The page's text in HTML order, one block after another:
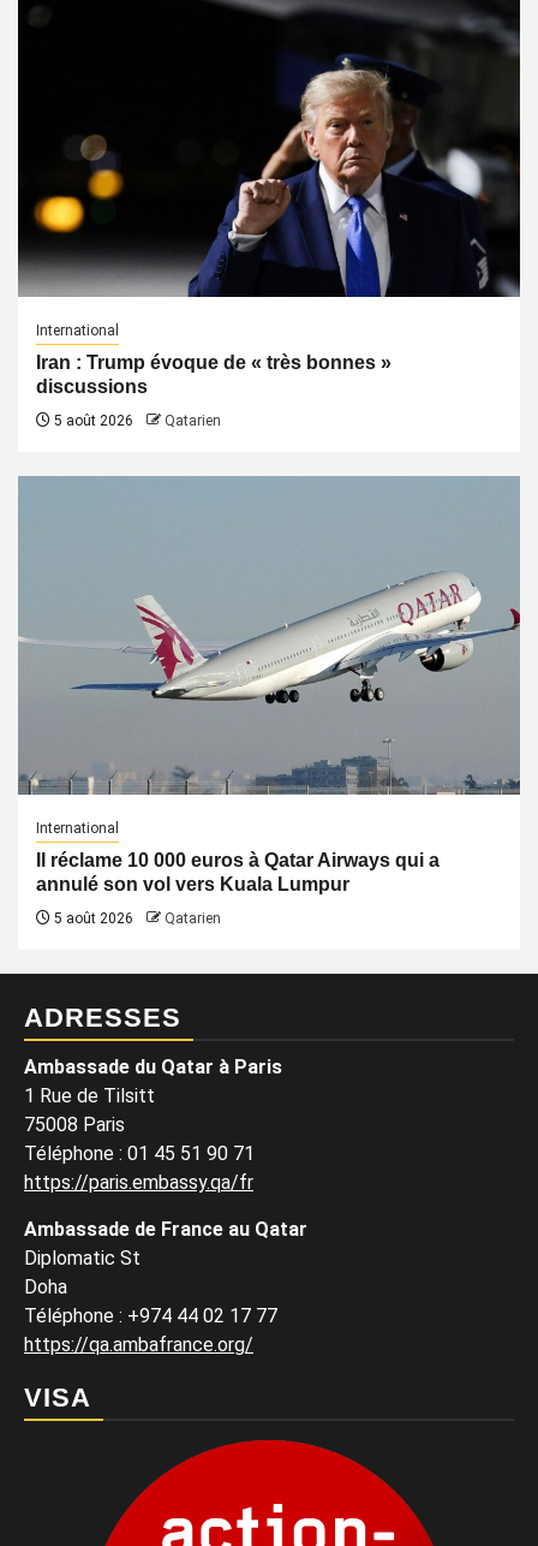
International
Iran : Trump évoque de « très bonnes »
discussions
5 août 2026 Qatarien
International
Il réclame 10 000 euros à Qatar Airways qui a
annulé son vol vers Kuala Lumpur
5 août 2026 Qatarien
ADRESSES
Ambassade du Qatar à Paris
1 Rue de Tilsitt
75008 Paris
Téléphone : 01 45 51 90 71
https://paris.embassy.qa/fr
Ambassade de France au Qatar
Diplomatic St
Doha
Téléphone : +974 44 02 17 77
https://qa.ambafrance.org/
VISA